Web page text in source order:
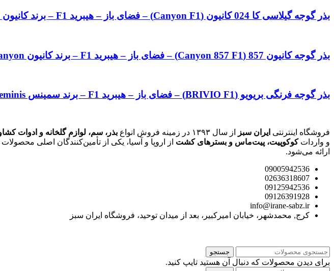
بذر گوجه گیلاسی کا 024 کانیون (Canyon F1) – فضای باز – هیبرید F1 – برند کانیون Canyon
بذر گوجه کانیون 857 (Canyon 857 F1) – فضای باز – هیبرید F1 – برند کانیون Canyon
بذر گوجه فرنگی بریویو (BRIVIO F1) – فضای باز – هیبرید F1 – برند سمینس Seminis
فروشگاه اینترنتی ایران سبز از سال ۱۳۹۳ در زمینه فروش انواع بذر، سم، لوازم گلخانه و ادوات
و وارداتکوکوپیت، پیت‌ماس و بسترهای کشت از اروپا و آسیا، یکی از تأمین‌کنندگان اصلی
ارائه می‌شود.
09005942536
02636318607
09125942536
09126391928
info@irane-sabz.ir
کرج, محمدشهر، خیابان امیرکبیر، بعد از میدان توحید، فروشگاه ایران سبز
جستجو
برای دیدن محصولات که دنبال آن هستید تایپ کنید.